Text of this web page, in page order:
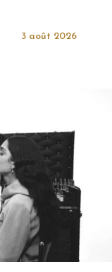
3 août 2026